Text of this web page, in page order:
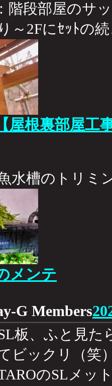
階段部屋のサ
～2Fにｾｯﾄの
屋根裏部屋工
水槽のトリミ
メンテ
G Members
板、ふと見
ビックリ（笑
のSLメッ